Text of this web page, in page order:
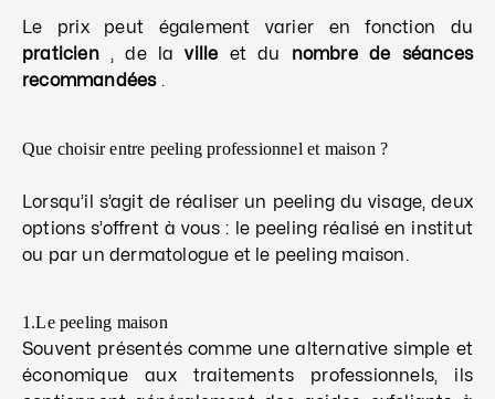
Le prix peut également varier en fonction du
praticien , de laville et du nombre de séances
recommandées .
Que choisir entre peeling professionnel et maison ?
Lorsqu’il s’agit de réaliser un peeling du visage, deux
options s’offrent à vous : le peeling réalisé en institut
ou par un dermatologue et le peeling maison.
1.Le peeling maison
Souvent présentés comme une alternative simple et
économique aux traitements professionnels, ils